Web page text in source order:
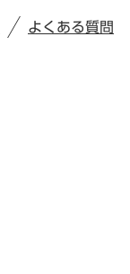
よくある質問